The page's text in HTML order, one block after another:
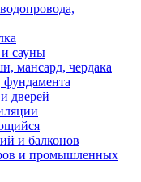
сауны
мансард, чердака
фундамента
дверей
и балконов
и промышленных